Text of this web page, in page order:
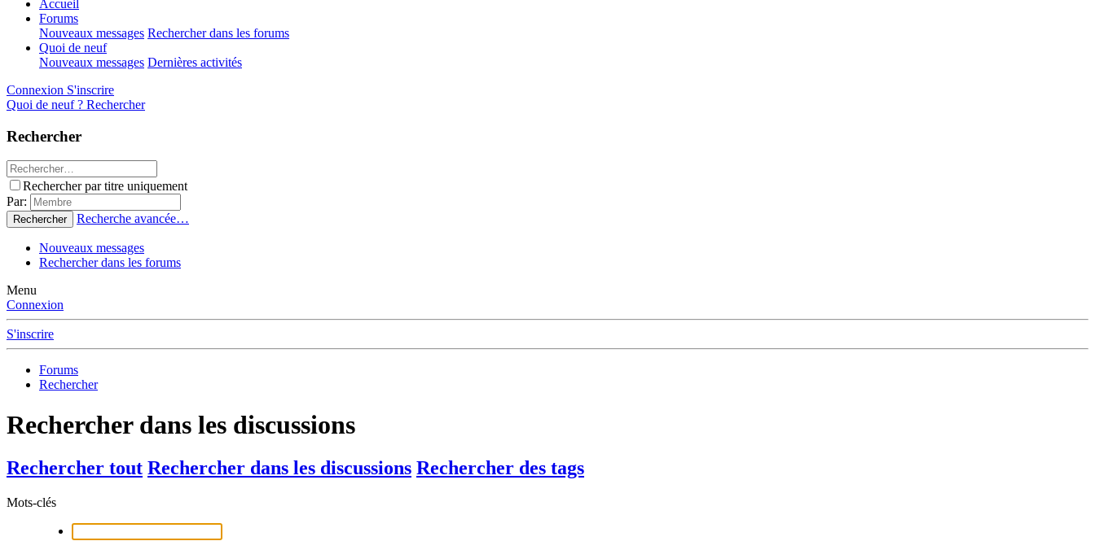
Accueil
Forums
Nouveaux messages Rechercher dans les forums
Quoi de neuf
Nouveaux messages Dernières activités
Connexion S'inscrire
Quoi de neuf ? Rechercher
Rechercher
Rechercher par titre uniquement
Par:
Rechercher Recherche avancée…
Nouveaux messages
Rechercher dans les forums
Menu
Connexion
S'inscrire
Forums
Rechercher
Rechercher dans les discussions
Rechercher tout Rechercher dans les discussions Rechercher des tags
Mots-clés